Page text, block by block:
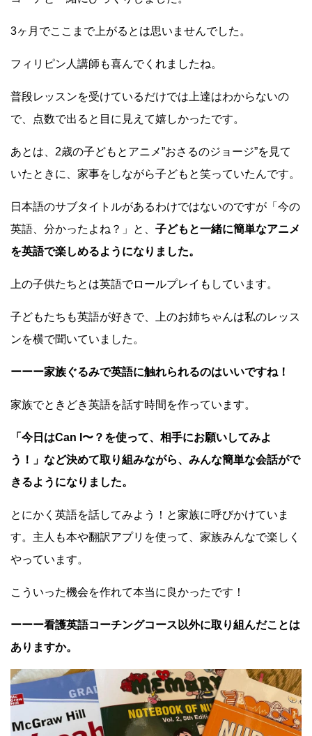
3ヶ月でここまで上がるとは思いませんでした。
フィリピン人講師も喜んでくれましたね。
普段レッスンを受けているだけでは上達はわからないの
で、点数で出ると目に見えて嬉しかったです。
あとは、2歳の子どもとアニメ”おさるのジョージ”を見て
いたときに、家事をしながら子どもと笑っていたんです。
日本語のサブタイトルがあるわけではないのですが「今の
英語、分かったよね？」と、 子どもと一緒に簡単なアニメ
を英語で楽しめるようになりました。
上の子供たちとは英語でロールプレイもしています。
子どもたちも英語が好きで、上のお姉ちゃんは私のレッス
ンを横で聞いていました。
ーーー家族ぐるみで英語に触れられるのはいいですね！
家族でときどき英語を話す時間を作っています。
「今日はCan I〜？を使って、相手にお願いしてみよ
う！」など決めて取り組みながら、みんな簡単な会話がで
きるようになりました。
とにかく英語を話してみよう！と家族に呼びかけていま
す。主人も本や翻訳アプリを使って、家族みんなで楽しく
やっています。
こういった機会を作れて本当に良かったです！
ーーー看護英語コーチングコース以外に取り組んだことは
ありますか。